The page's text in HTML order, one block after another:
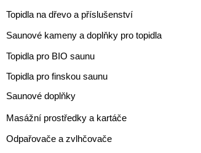
Topidla na dřevo a příslušenství
Saunové kameny a doplňky pro topidla
Topidla pro BIO saunu
Topidla pro finskou saunu
Saunové doplňky
Masážní prostředky a kartáče
Odpařovače a zvlhčovače